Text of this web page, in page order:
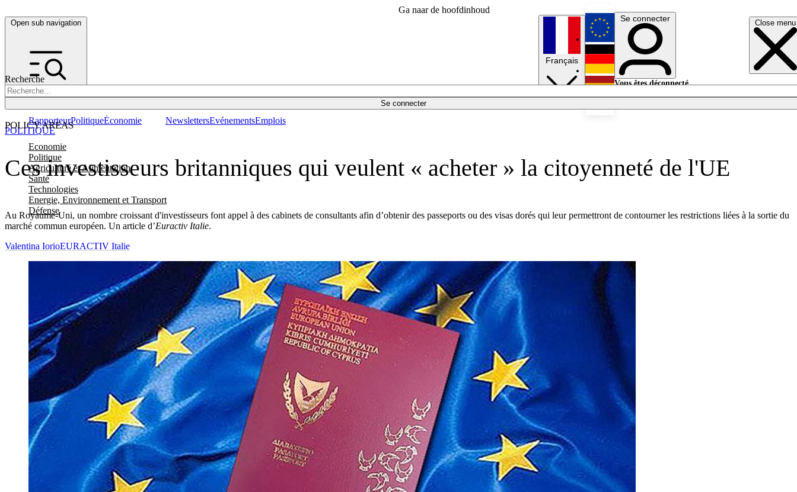
Ga naar de hoofdinhoud
Open sub navigation Close menu
Recherche
Se connecter
POLICY AREAS
Economie
Politique
Agriculture et Alimentation
Santé
Technologies
Energie, Environnement et Transport
Défense
RapporteurPolitiqueÉconomie NewslettersEvénementsEmplois
Français
English
Deutsch
Se connecter
Vous êtes déconnecté.
Ces investisseurs britanniques qui veulent « acheter » la citoyenneté de l'UE
Au Royaume-Uni, un nombre croissant d'investisseurs font appel à des cabinets de consultants afin d’obtenir des passeports ou des visas dorés qui leur permettront de contourner les restrictions liées à la sortie du
marché commun européen. Un article d’Euractiv Italie.
POLITIQUE
Valentina IorioEURACTIV Italie